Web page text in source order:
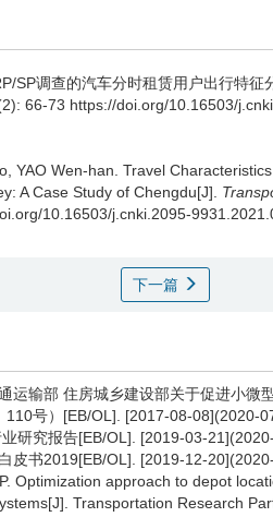
SP调查的汽车分时租赁用户出行特
66-73 https://doi.org/10.16503/
YAO Wen-han. Travel
A Case Study of Chengdu[J].
10.16503/j.cnki.2095-
下一篇
输部 住房城乡建设部关于促进小微
号）[EB/OL]. [2017-08-08](2020-
研究报告[EB/OL]. [2019-03-
书2019[EB/OL]. [2019-12-
Optimization approach to depot
Transportation Research